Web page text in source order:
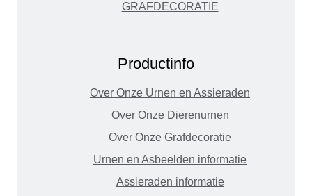
GRAFDECORATIE
Productinfo
Over Onze Urnen en Assieraden
Over Onze Dierenurnen
Over Onze Grafdecoratie
Urnen en Asbeelden informatie
Assieraden informatie